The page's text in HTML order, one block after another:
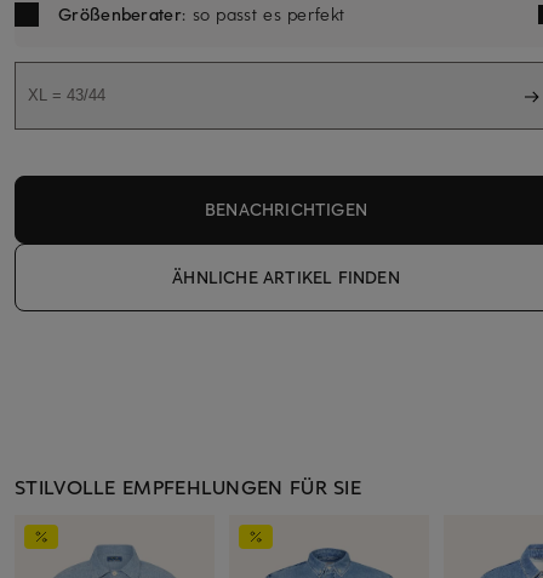
Größenberater: so passt es perfekt
XL = 43/44
BENACHRICHTIGEN
ÄHNLICHE ARTIKEL FINDEN
STILVOLLE EMPFEHLUNGEN FÜR SIE